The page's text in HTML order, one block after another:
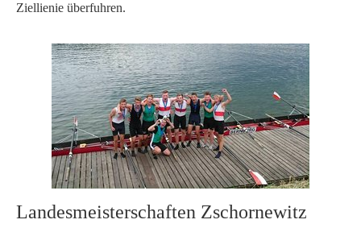
Ziellienie überfuhren.
Landesmeisterschaften Zschornewitz